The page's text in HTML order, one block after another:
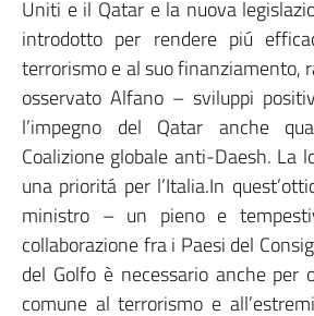
Uniti e il Qatar e la nuova
introdotto per rendere piú
terrorismo e al suo finanziamento,
osservato Alfano – sviluppi
l’impegno del Qatar anche
Coalizione globale anti-Daesh. La
una prioritá per l’Italia.In
ministro – un pieno e
collaborazione fra i Paesi del
del Golfo è necessario anche per
comune al terrorismo e